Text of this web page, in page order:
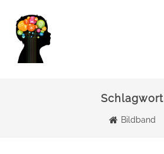
Schlagwort
Bildband